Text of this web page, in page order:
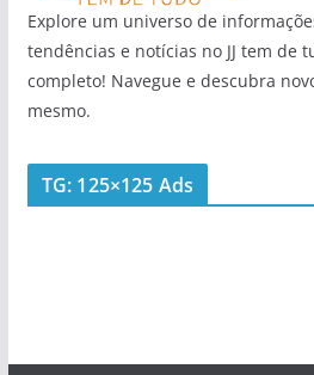
Explore um universo de
tendências e notícias no JJ tem de
completo! Navegue e descubra
mesmo.
TG: 125×125 Ads